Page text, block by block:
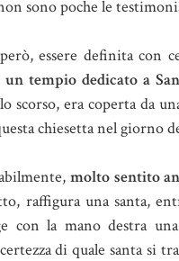
sono poche le
essere definita con
tempio dedicato a
era coperta da
chiesetta nel giorno
molto sentito
raffigura una santa,
con la mano destra
di quale santa si